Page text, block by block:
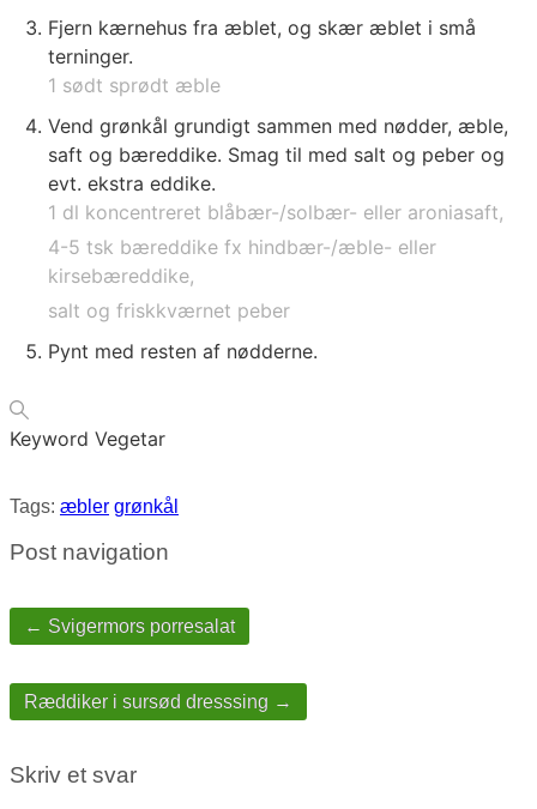
Fjern kærnehus fra æblet, og skær æblet i små
terninger.
1 sødt sprødt æble
Vend grønkål grundigt sammen med nødder, æble,
saft og bæreddike. Smag til med salt og peber og
evt. ekstra eddike.
1 dl koncentreret blåbær-/solbær- eller aroniasaft,
4-5 tsk bæreddike fx hindbær-/æble- eller
kirsebæreddike,
salt og friskkværnet peber
Pynt med resten af nødderne.
Keyword Vegetar
Tags: æbler grønkål
Post navigation
← Svigermors porresalat
Ræddiker i sursød dresssing →
Skriv et svar